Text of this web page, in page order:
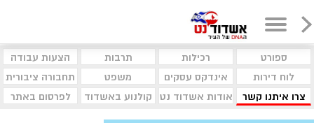
ספורט רכילות תרבות
הצעות עבודה
לוח דירות
אינדקס עסקים משפט
תחבורה ציבורית
צרו איתנו קשר
אודות אשדוד נט קולנוע באשדוד לפרסום באתר